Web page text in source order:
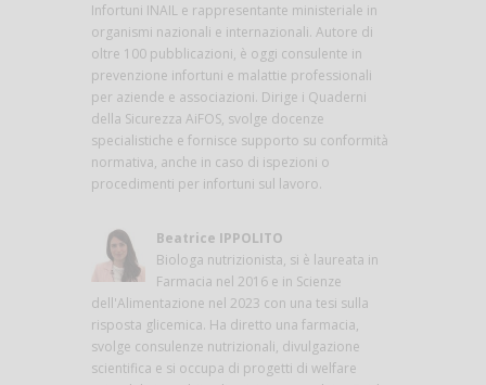
Infortuni INAIL e rappresentante ministeriale in
organismi nazionali e internazionali. Autore di
oltre 100 pubblicazioni, è oggi consulente in
prevenzione infortuni e malattie professionali
per aziende e associazioni. Dirige i Quaderni
della Sicurezza AiFOS, svolge docenze
specialistiche e fornisce supporto su conformità
normativa, anche in caso di ispezioni o
procedimenti per infortuni sul lavoro.
Beatrice IPPOLITO
Biologa nutrizionista, si è laureata in
Farmacia nel 2016 e in Scienze
dell'Alimentazione nel 2023 con una tesi sulla
risposta glicemica. Ha diretto una farmacia,
svolge consulenze nutrizionali, divulgazione
scientifica e si occupa di progetti di welfare